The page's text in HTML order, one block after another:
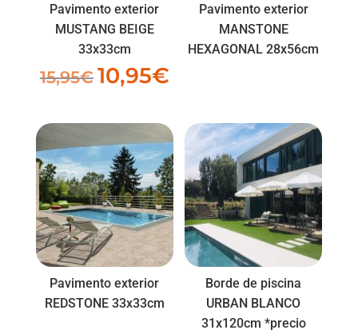
Pavimento exterior
MUSTANG BEIGE
33x33cm
15,95€ El
15,95€.
10,95€El
es:
10,95€.
Pavimento exterior
MANSTONE
HEXAGONAL 28x56cm
Pavimento exterior
REDSTONE 33x33cm
Borde de piscina
URBAN BLANCO
31x120cm *precio